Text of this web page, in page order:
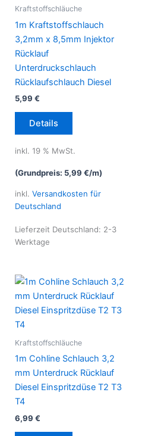
Kraftstoffschläuche
1m Kraftstoffschlauch
3,2mm x 8,5mm Injektor
Rücklauf
Unterdruckschlauch
Rücklaufschlauch Diesel
5,99 €
Details
inkl. 19 % MwSt.
(Grundpreis: 5,99 €/m)
inkl. Versandkosten für
Deutschland
Lieferzeit Deutschland: 2-3
Werktage
Kraftstoffschläuche
1m Cohline Schlauch 3,2
mm Unterdruck Rücklauf
Diesel Einspritzdüse T2 T3
T4
6,99 €